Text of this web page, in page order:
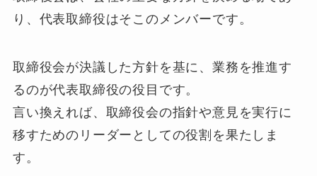
り、代表取締役はそこのメンバーです。
取締役会が決議した方針を基に、業務を推進す
るのが代表取締役の役目です。
言い換えれば、取締役会の指針や意見を実行に
移すためのリーダーとしての役割を果たしま
す。